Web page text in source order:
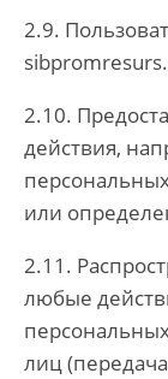
2.9.
2.10.
действия,
или
2.11.
любые
лиц